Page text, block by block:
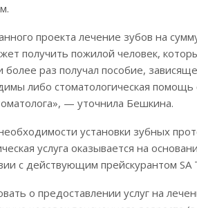
проекта лечение зубов на
получить пожилой человек,
более раз получал пособие,
либо стоматологическая помощь
— уточнила Бешкина.
установки зубных
услуга оказывается на
с действующим прейскурантом SA
о предоставлении услуг на